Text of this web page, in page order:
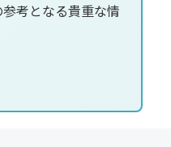
考となる貴重な情